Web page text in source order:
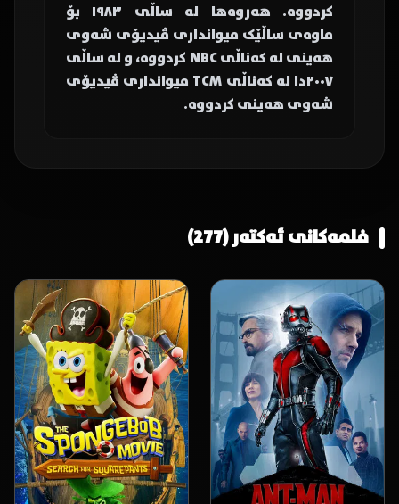
کردووە. هەروەها لە ساڵی ١٩٨٣ بۆ
ماوەی ساڵێک میوانداری ڤیدیۆی شەوی
هەینی لە کەناڵی NBC کردووە، و لە ساڵی
٢٠٠٧دا لە کەناڵی TCM میوانداری ڤیدیۆی
شەوی هەینی کردووە.
فلمەکانی ئەکتەر (277)